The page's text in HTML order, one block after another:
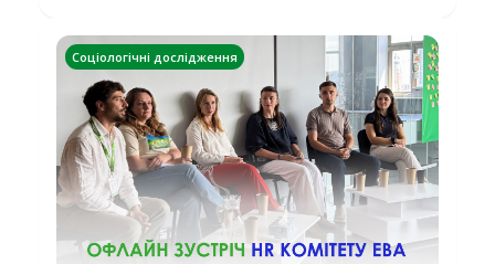
Соціологічні дослідження